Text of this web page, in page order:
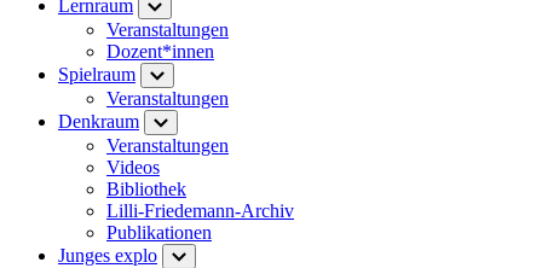
Lernraum
Veranstaltungen
Dozent*innen
Spielraum
Veranstaltungen
Denkraum
Veranstaltungen
Videos
Bibliothek
Lilli-Friedemann-Archiv
Publikationen
Junges explo